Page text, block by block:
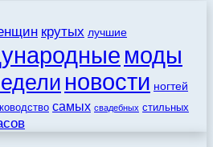
крутых лучшие
моды
новости ногтей
самых свадебных стильных